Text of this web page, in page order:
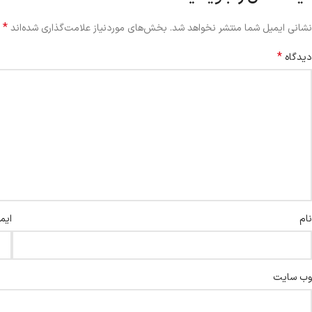
نشانی ایمیل شما منتشر نخواهد شد. بخش‌های موردنیاز علامت‌گذاری شده‌اند*
دیدگاه *
نام
وب‌ سایت